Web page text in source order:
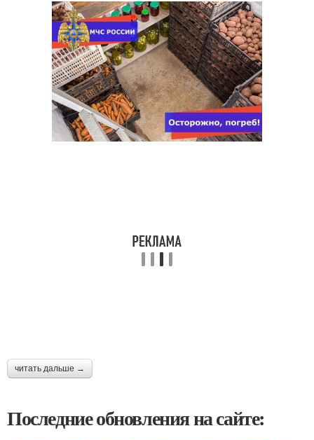
читать дальше →
Последние обновления на сайте: